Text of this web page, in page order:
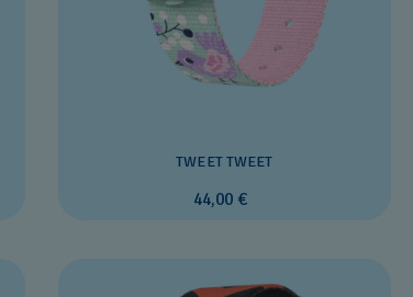
TWEET TWEET
44,00 €